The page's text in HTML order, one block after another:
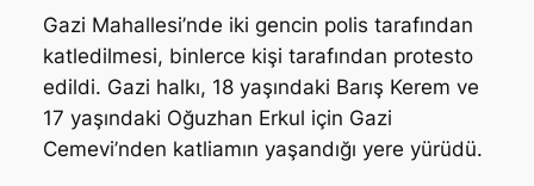
Gazi Mahallesi’nde iki gencin polis tarafından
katledilmesi, binlerce kişi tarafından protesto
edildi. Gazi halkı, 18 yaşındaki Barış Kerem ve
17 yaşındaki Oğuzhan Erkul için Gazi
Cemevi’nden katliamın yaşandığı yere yürüdü.